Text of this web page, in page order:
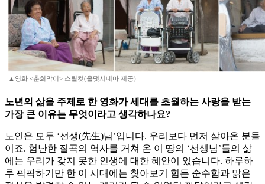
▲영화 <춘희막이> 스틸컷(올댓시네마 제공)
노년의 삶을 주제로 한 영화가 세대를 초월하는 사랑을 받는
가장 큰 이유는 무엇이라고 생각하나요?
노인은 모두 ‘선생(先生)님’입니다. 우리보다 먼저 살아온 분들
이죠. 험난한 질곡의 역사를 거쳐 온 이 땅의 ‘선생님’들의 삶
에는 우리가 갖지 못한 인생에 대한 혜안이 있습니다. 하루하
루 팍팍하기만 한 이 시대에는 찾아보기 힘든 순수함과 맑은